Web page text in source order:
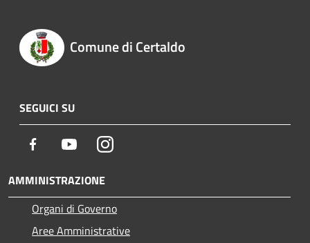
Comune di Certaldo
SEGUICI SU
Facebook YoutubeInstagram
AMMINISTRAZIONE
Organi di Governo
Aree Amministrative